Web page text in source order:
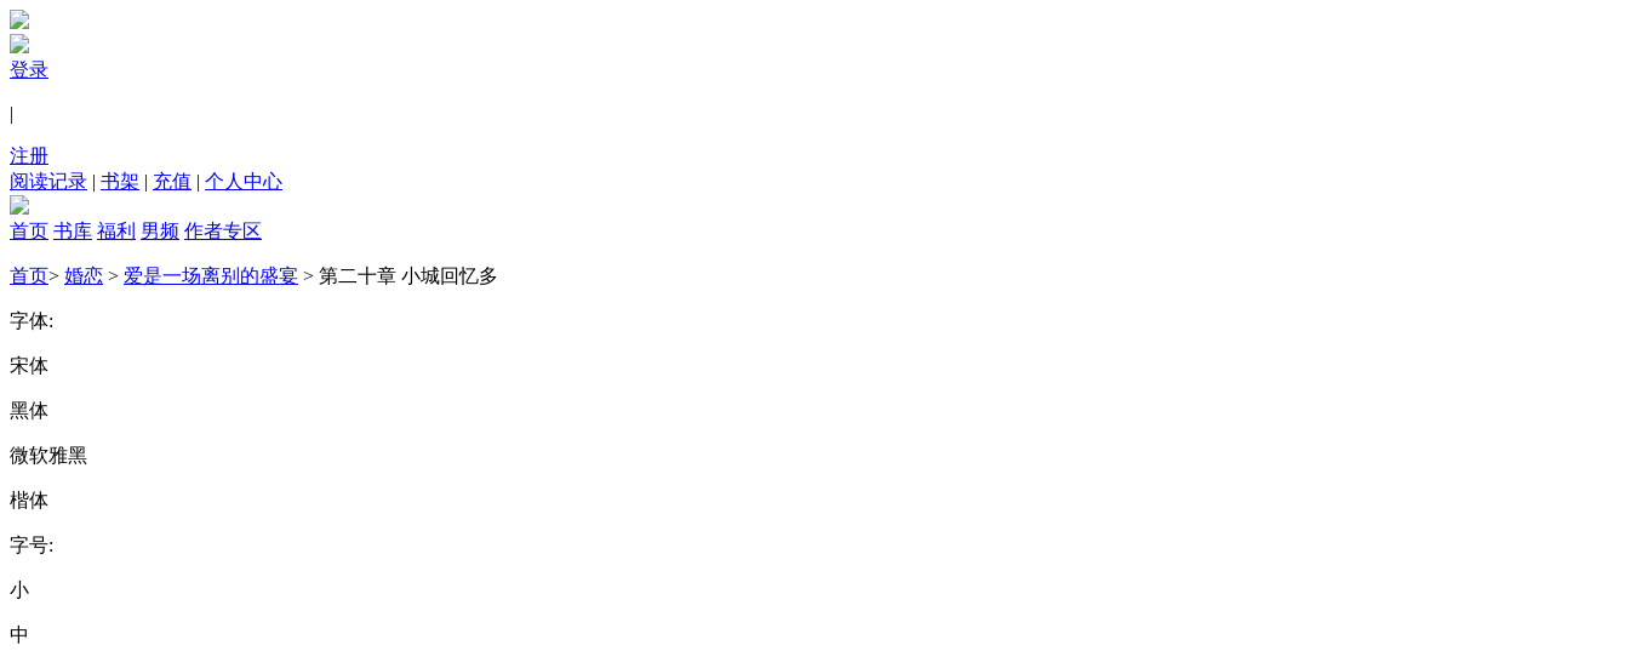
登录
|
注册
阅读记录 | 书架 | 充值 | 个人中心
首页 书库 福利 男频 作者专区
首页> 婚恋 > 爱是一场离别的盛宴 > 第二十章 小城回忆多
字体:
宋体
黑体
微软雅黑
楷体
字号:
小
中